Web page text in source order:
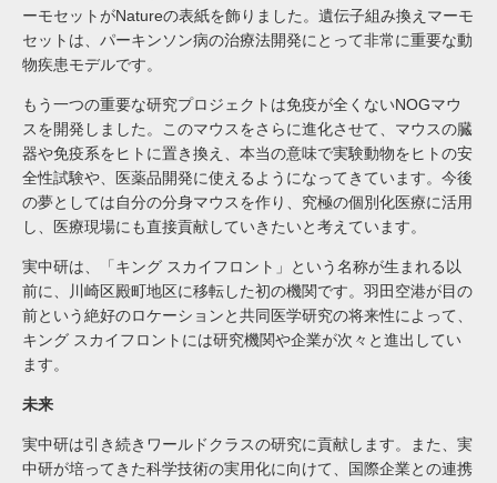
ーモセットがNatureの表紙を飾りました。遺伝子組み換えマーモ
セットは、パーキンソン病の治療法開発にとって非常に重要な動
物疾患モデルです。
もう一つの重要な研究プロジェクトは免疫が全くないNOGマウ
スを開発しました。このマウスをさらに進化させて、マウスの臓
器や免疫系をヒトに置き換え、本当の意味で実験動物をヒトの安
全性試験や、医薬品開発に使えるようになってきています。今後
の夢としては自分の分身マウスを作り、究極の個別化医療に活用
し、医療現場にも直接貢献していきたいと考えています。
実中研は、「キング スカイフロント」という名称が生まれる以
前に、川崎区殿町地区に移転した初の機関です。羽田空港が目の
前という絶好のロケーションと共同医学研究の将来性によって、
キング スカイフロントには研究機関や企業が次々と進出してい
ます。
未来
実中研は引き続きワールドクラスの研究に貢献します。また、実
中研が培ってきた科学技術の実用化に向けて、国際企業との連携